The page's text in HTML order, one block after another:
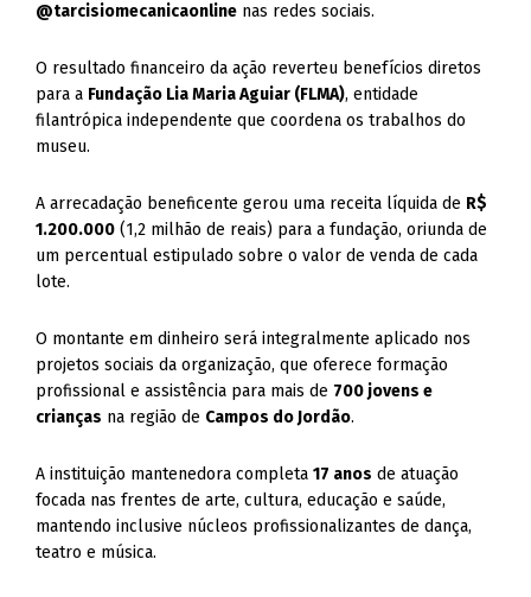
@tarcisiomecanicaonline nas redes sociais.
O resultado financeiro da ação reverteu benefícios diretos
para a Fundação Lia Maria Aguiar (FLMA), entidade
filantrópica independente que coordena os trabalhos do
museu.
A arrecadação beneficente gerou uma receita líquida de R$
1.200.000 (1,2 milhão de reais) para a fundação, oriunda de
um percentual estipulado sobre o valor de venda de cada
lote.
O montante em dinheiro será integralmente aplicado nos
projetos sociais da organização, que oferece formação
profissional e assistência para mais de 700 jovens e
crianças na região de Campos do Jordão.
A instituição mantenedora completa17 anos de atuação
focada nas frentes de arte, cultura, educação e saúde,
mantendo inclusive núcleos profissionalizantes de dança,
teatro e música.